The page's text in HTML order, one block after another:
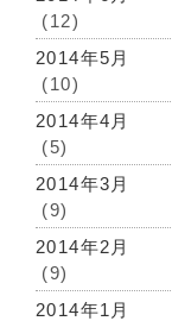
(12)
2014年5月
(10)
2014年4月
(5)
2014年3月
(9)
2014年2月
(9)
2014年1月